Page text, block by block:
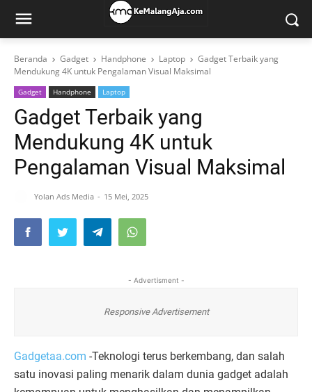
Beranda Gadget Handphone Laptop
Gadget Terbaik yang
Mendukung 4K untuk Pengalaman Visual Maksimal
Gadget Handphone Laptop
Gadget Terbaik yang
Mendukung 4K untuk
Pengalaman Visual Maksimal
Yolan Ads Media 15 Mei, 2025
- Advertisment -
Responsive Advertisement
Gadgetaa.com -Teknologi terus berkembang, dan salah
satu inovasi paling menarik dalam dunia gadget adalah